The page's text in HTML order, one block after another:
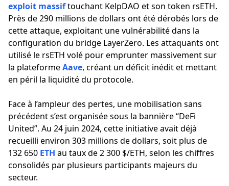
exploit massiftouchant KelpDAO et son token rsETH.
Près de 290 millions de dollars ont été dérobés lors de
cette attaque, exploitant une vulnérabilité dans la
configuration du bridge LayerZero. Les attaquants ont
utilisé le rsETH volé pour emprunter massivement sur
la plateformeAave, créant un déficit inédit et mettant
en péril la liquidité du protocole.
Face à l’ampleur des pertes, une mobilisation sans
précédent s’est organisée sous la bannière “DeFi
United”. Au 24 juin 2024, cette initiative avait déjà
recueilli environ 303 millions de dollars, soit plus de
132 650 ETH au taux de 2 300 $/ETH, selon les chiffres
consolidés par plusieurs participants majeurs du
secteur.